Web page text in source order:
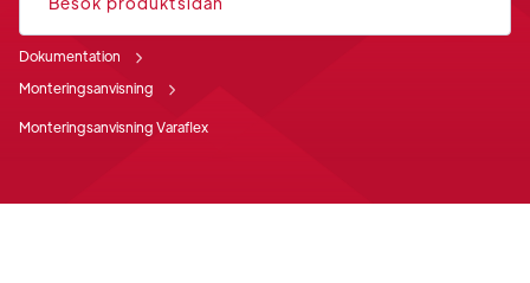
Dokumentation
Monteringsanvisning
Monteringsanvisning Varaflex